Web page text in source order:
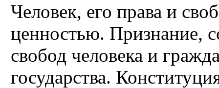
Человек, его права и
ценностью. Признание,
свобод человека и
государства.